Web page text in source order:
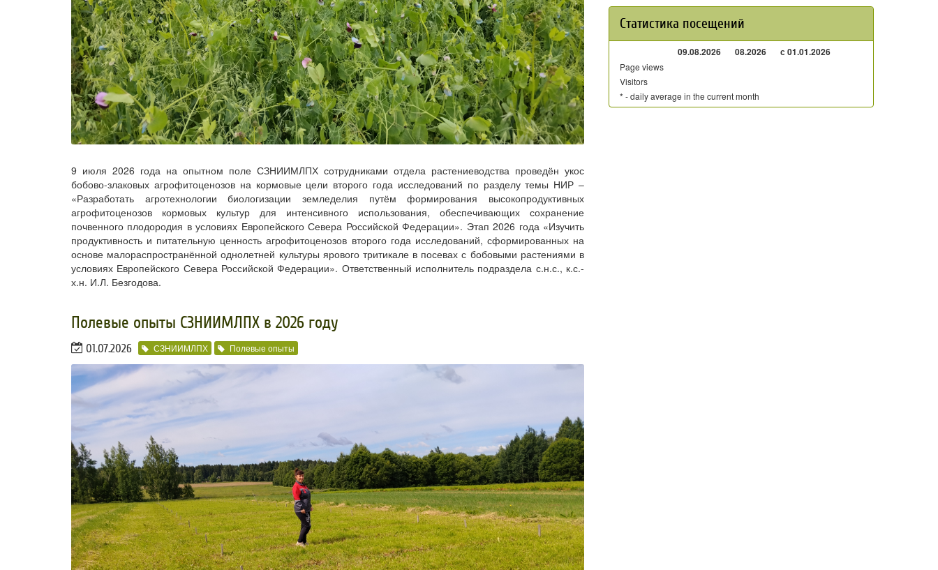
9 июля 2026 года на опытном поле СЗНИИМЛПХ сотрудниками отдела растениеводства проведён укос
бобово-злаковых агрофитоценозов на кормовые цели второго года исследований по разделу темы НИР –
«Разработать агротехнологии биологизации земледелия путём формирования высокопродуктивных
агрофитоценозов кормовых культур для интенсивного использования, обеспечивающих сохранение
почвенного плодородия в условиях Европейского Севера Российской Федерации». Этап 2026 года «Изучить
продуктивность и питательную ценность агрофитоценозов второго года исследований, сформированных на
основе малораспространённой однолетней культуры ярового тритикале в посевах с бобовыми растениями в
условиях Европейского Севера Российской Федерации». Ответственный исполнитель подраздела с.н.с., к.с.-
х.н. И.Л. Безгодова.
​Полевые опыты СЗНИИМЛПХ в 2026 году
01.07.2026 СЗНИИМЛПХ Полевые опыты
Статистика посещений
09.08.2026 08.2026 с 01.01.2026
Page views
Visitors
* - daily average in the current month